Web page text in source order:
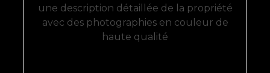
une description détaillée de la propriété
avec des photographies en couleur de
haute qualité